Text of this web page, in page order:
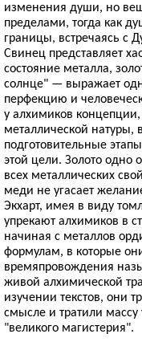
изменения души, но
пределами, тогда как
границы, встречаясь с
Свинец представляет
состояние металла,
солнце" — выражает
перфекцию и
у алхимиков
металлической натуры,
подготовительные
этой цели. Золото одно
всех металлических
меди не угасает
Экхарт, имея в виду
упрекают алхимиков в
начиная с металлов
формулам, в которые
времяпровождения
живой алхимической
изучении текстов, они
смысле и тратили
"великого магистерия".